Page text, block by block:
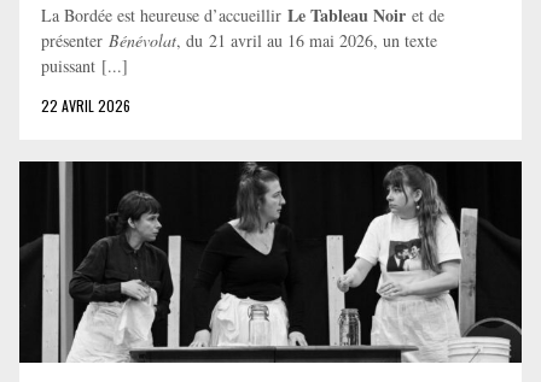
La Bordée est heureuse d’accueillir Le Tableau Noir et de
présenter Bénévolat, du 21 avril au 16 mai 2026, un texte
puissant [...]
22 AVRIL 2026